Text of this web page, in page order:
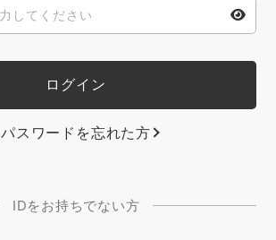
パスワードを忘れた方
IDをお持ちでない方